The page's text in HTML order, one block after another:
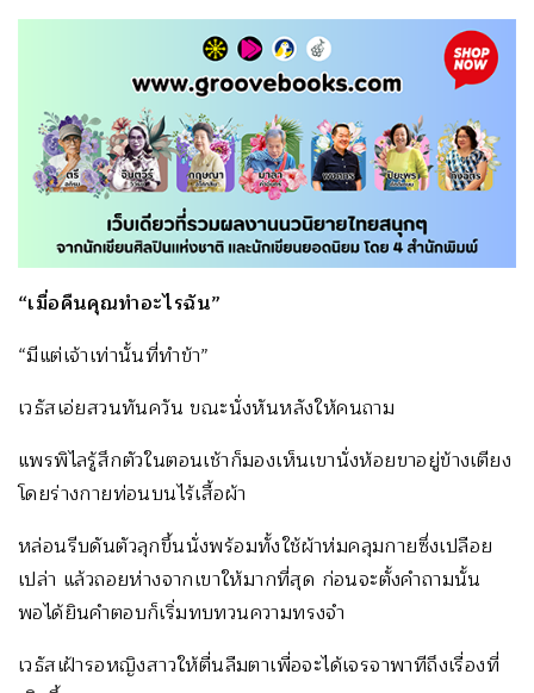
“เมื่อคืนคุณทำอะไรฉัน”
“มีแต่เจ้าเท่านั้นที่ทำข้า”
เวธัสเอ่ยสวนทันควัน ขณะนั่งหันหลังให้คนถาม
แพรพิไลรู้สึกตัวในตอนเช้าก็มองเห็นเขานั่งห้อยขาอยู่ข้างเตียง
โดยร่างกายท่อนบนไร้เสื้อผ้า
หล่อนรีบดันตัวลุกขึ้นนั่งพร้อมทั้งใช้ผ้าห่มคลุมกายซึ่งเปลือย
เปล่า แล้วถอยห่างจากเขาให้มากที่สุด ก่อนจะตั้งคำถามนั้น
พอได้ยินคำตอบก็เริ่มทบทวนความทรงจำ
เวธัสเฝ้ารอหญิงสาวให้ตื่นลืมตาเพื่อจะได้เจรจาพาทีถึงเรื่องที่